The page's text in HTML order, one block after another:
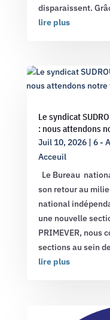
disparaissent.
lire plus
Le syndicat
: nous attendons
Juil 10, 2026| 6 -
Acceuil
Le Bureau
son retour au
national
une nouvelle
PRIMEVER, nous
sections au sein
lire plus